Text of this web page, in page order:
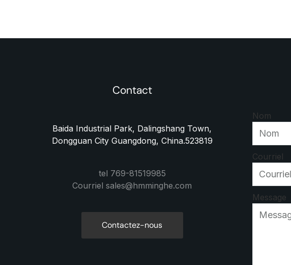
Contact
Baida Industrial Park, Dalingshang Town,
Dongguan City Guangdong, China.523819
tel 769-81519985
Courriel sales@hmminghe.com
Contactez-nous
Nom
Courriel
Message